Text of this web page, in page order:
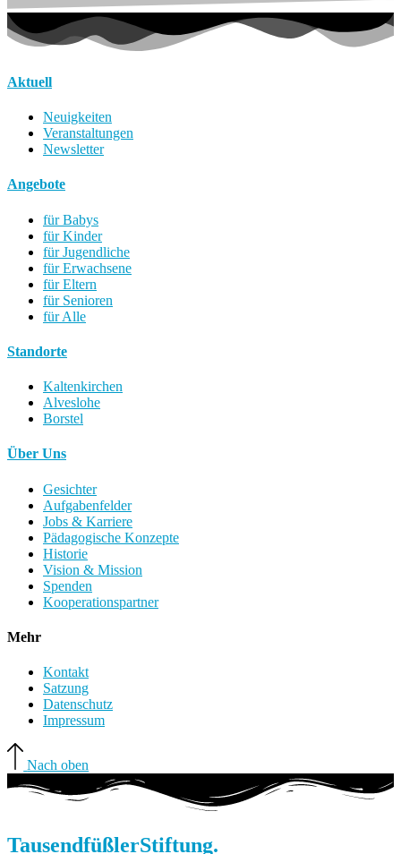
Aktuell
Neuigkeiten
Veranstaltungen
Newsletter
Angebote
für Babys
für Kinder
für Jugendliche
für Erwachsene
für Eltern
für Senioren
für Alle
Standorte
Kaltenkirchen
Alveslohe
Borstel
Über Uns
Gesichter
Aufgabenfelder
Jobs & Karriere
Pädagogische Konzepte
Historie
Vision & Mission
Spenden
Kooperationspartner
Mehr
Kontakt
Satzung
Datenschutz
Impressum
Nach oben
TausendfüßlerStiftung.